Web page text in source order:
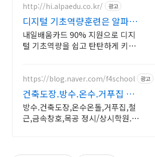
http://hi.alpaedu.co.kr/ 광고
디지털 기초역량훈련은 알파코
AI 어플리케이션 개발
내일배움카드 90% 지원으로 디지
털 기초역량을 쉽고 탄탄하게 키워
https://blog.naver.com/f4school 광고
건축도장.방수.온수.거푸집 철
근.내일배움카드정부지원
방수.건축도장,온수온돌,거푸집,철
근,금속창호,목공 정시/상시학원.원